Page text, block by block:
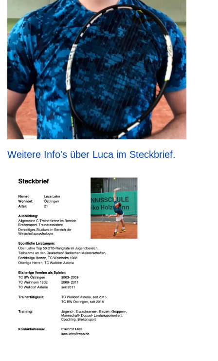
Weitere Info's über Luca im Steckbrief.